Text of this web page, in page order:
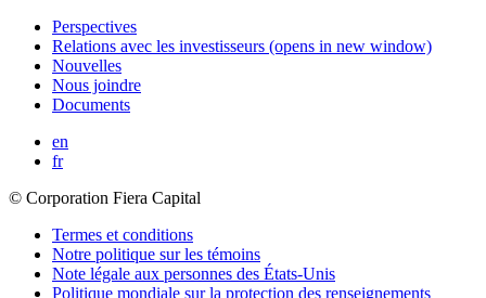
Perspectives
Relations avec les investisseurs (opens in new window)
Nouvelles
Nous joindre
Documents
en
fr
© Corporation Fiera Capital
Termes et conditions
Notre politique sur les témoins
Note légale aux personnes des États-Unis
Politique mondiale sur la protection des renseignements